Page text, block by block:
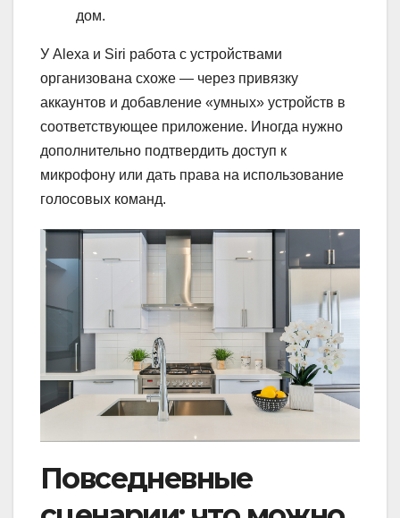
дом.
У Alexa и Siri работа с устройствами
организована схоже — через привязку
аккаунтов и добавление «умных» устройств в
соответствующее приложение. Иногда нужно
дополнительно подтвердить доступ к
микрофону или дать права на использование
голосовых команд.
Повседневные